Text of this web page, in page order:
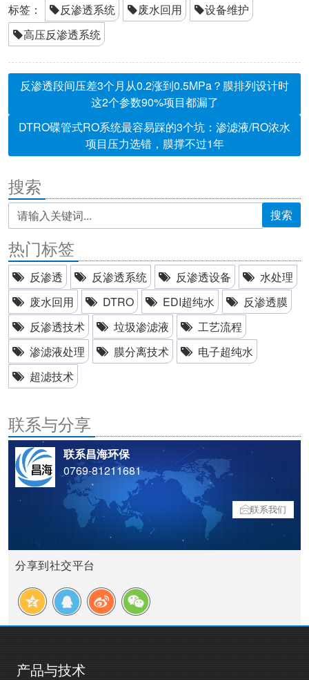
标签： 反渗透系统 废水回用
设备维护
高压反渗透系统
反渗透段间压差3个月从0.2涨到0.5MPa？膜排列设计时
这2个参数90%项目都漏了
DTRO碟管式RO系统最容易踩的3个坑：渗滤液/RO浓水
项目压力选错，膜撑不过1年
搜索
搜索
热门标签
反渗透 反渗透系统 反渗透设备
水处理
废水回用
DTRO EDI超纯水
反渗透膜
反渗透技术
垃圾渗滤液
工艺流程
渗滤液处理
膜分离技术
电子超纯水
超滤技术
联系与分享
联系昌海环保
0769-81211681
联系我们
分享到社交平台
产品与技术